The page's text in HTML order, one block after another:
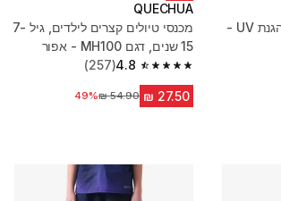
טייץ גלישה לילדים עם הגנת UV -
QUECHUA
מכנסי טיולים קצרים לילדים, גיל 7-
15 שנים, דגם MH100 - אפור
4.8
4.8 out of 5 stars from 257 reviews
(257)
מחיר לפני הנחה‏54.90 ₪
49%